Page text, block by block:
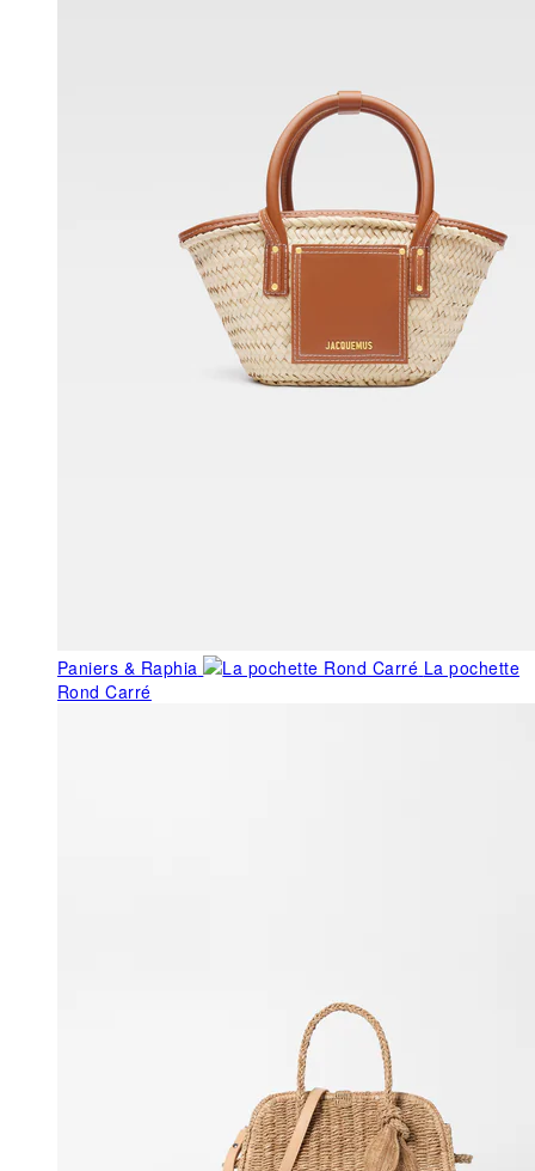
Paniers & Raphia
La pochette
Rond Carré